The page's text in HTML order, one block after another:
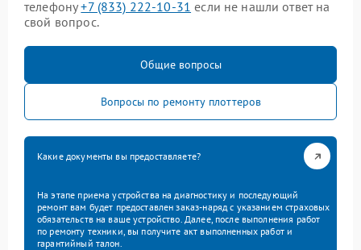
телефону+7 (833) 222-10-31 если не нашли ответ на
свой вопрос.
Общие вопросы
Вопросы по ремонту плоттеров
Какие документы вы предоставляете?
На этапе приема устройства на диагностику и последующий
ремонт вам будет предоставлен заказ-наряд с указанием страховых
обязательств на ваше устройство. Далее, после выполнения работ
по ремонту техники, вы получите акт выполненных работ и
гарантийный талон.